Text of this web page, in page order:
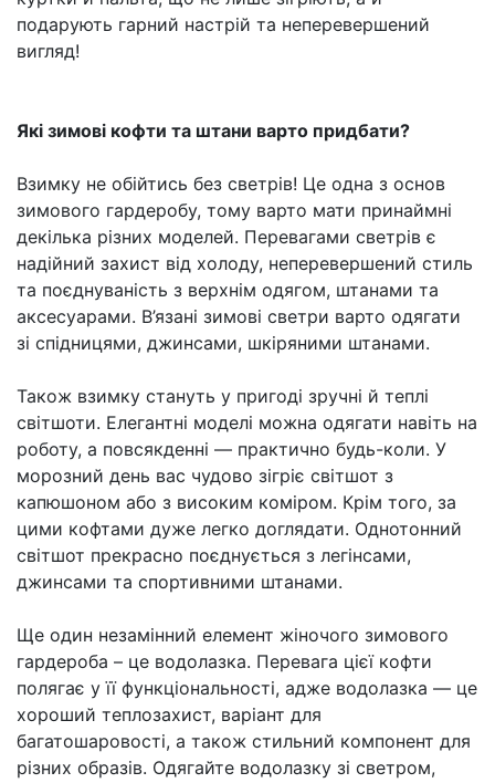
подарують гарний настрій та неперевершений
вигляд!
Які зимові кофти та штани варто придбати?
Взимку не обійтись без светрів! Це одна з основ
зимового гардеробу, тому варто мати принаймні
декілька різних моделей. Перевагами светрів є
надійний захист від холоду, неперевершений стиль
та поєднуваність з верхнім одягом, штанами та
аксесуарами. В’язані зимові светри варто одягати
зі спідницями, джинсами, шкіряними штанами.
Також взимку стануть у пригоді зручні й теплі
світшоти. Елегантні моделі можна одягати навіть на
роботу, а повсякденні — практично будь-коли. У
морозний день вас чудово зігріє світшот з
капюшоном або з високим коміром. Крім того, за
цими кофтами дуже легко доглядати. Однотонний
світшот прекрасно поєднується з легінсами,
джинсами та спортивними штанами.
Ще один незамінний елемент жіночого зимового
гардероба – це водолазка. Перевага цієї кофти
полягає у її функціональності, адже водолазка — це
хороший теплозахист, варіант для
багатошаровості, а також стильний компонент для
різних образів. Одягайте водолазку зі светром,